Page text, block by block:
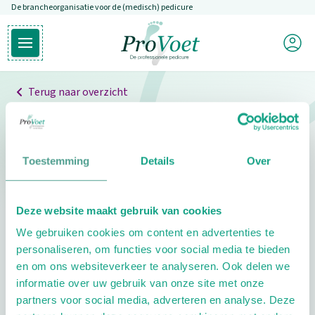
Toestemming Details Over
Deze website maakt gebruik van cookies
We gebruiken cookies om content en advertenties te
personaliseren, om functies voor social media te bieden
en om ons websiteverkeer te analyseren. Ook delen we
informatie over uw gebruik van onze site met onze
partners voor social media, adverteren en analyse. Deze
Overslaan en naar de inhoud gaan
De brancheorganisatie voor de (medisch) pedicure
Open hoofdmenu
Ga naar de homepagina
Mijn
Terug naar overzicht
Professionals
Pedicure niet gevonden
pedicure.